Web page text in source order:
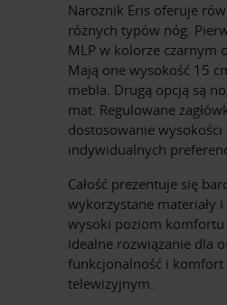
Narożnik Eris oferuje
różnych typów nóg.
MLP w kolorze czarnym
Mają one wysokość 15
mebla. Drugą opcją są
mat. Regulowane
dostosowanie wysokości
indywidualnych
Całość prezentuje się
wykorzystane materiały
wysoki poziom komfortu
idealne rozwiązanie dla
funkcjonalność i
telewizyjnym.